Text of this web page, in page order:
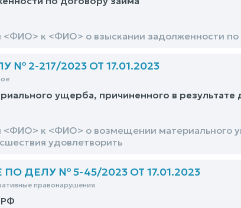
<ФИО> к <ФИО> о взыскании задолженности по
2-217/2023 ОТ 17.01.2023
ущерба, причиненного в
<ФИО> к <ФИО> о возмещении материального
удовлетворить
ДЕЛУ № 5-45/2023 ОТ 17.01.2023
правонарушения
РФ